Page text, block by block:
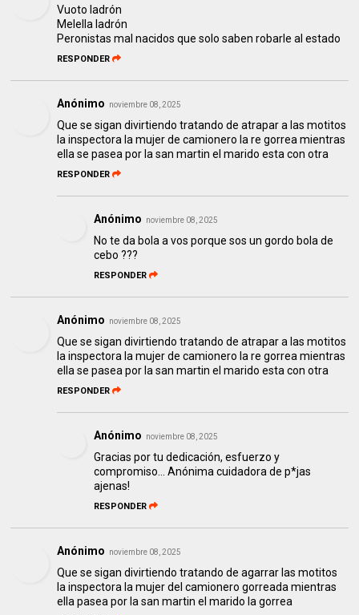
Vuoto ladrón
Melella ladrón
Peronistas mal nacidos que solo saben robarle al estado
RESPONDER
Anónimo noviembre 08, 2025
Que se sigan divirtiendo tratando de atrapar a las motitos
la inspectora la mujer de camionero la re gorrea mientras
ella se pasea por la san martin el marido esta con otra
RESPONDER
Anónimo noviembre 08, 2025
No te da bola a vos porque sos un gordo bola de
cebo ???
RESPONDER
Anónimo noviembre 08, 2025
Que se sigan divirtiendo tratando de atrapar a las motitos
la inspectora la mujer de camionero la re gorrea mientras
ella se pasea por la san martin el marido esta con otra
RESPONDER
Anónimo noviembre 08, 2025
Gracias por tu dedicación, esfuerzo y
compromiso... Anónima cuidadora de p*jas
ajenas!
RESPONDER
Anónimo noviembre 08, 2025
Que se sigan divirtiendo tratando de agarrar las motitos
la inspectora la mujer del camionero gorreada mientras
ella pasea por la san martin el marido la gorrea